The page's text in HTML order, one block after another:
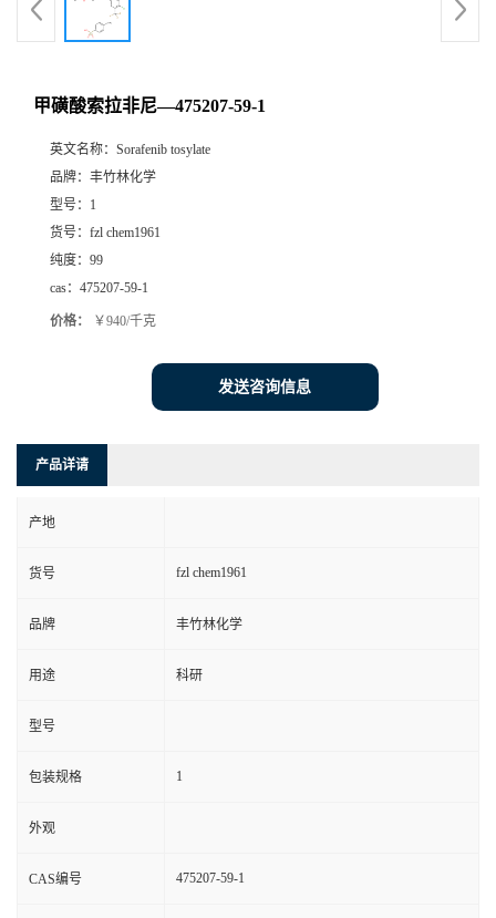
甲磺酸索拉非尼—475207-59-1
英文名称： Sorafenib tosylate
品牌： 丰竹林化学
型号： 1
货号： fzl chem1961
纯度： 99
cas： 475207-59-1
价格： ￥940/千克
发送咨询信息
产品详请
产地
货号 fzl chem1961
品牌 丰竹林化学
用途 科研
型号
包装规格 1
外观
CAS编号 475207-59-1